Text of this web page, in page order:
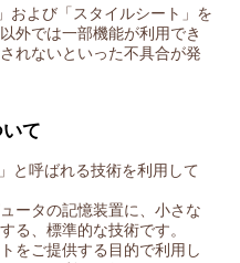
および「スタイルシート」を
外では一部機能が利用でき
れないといった不具合が発
て
と呼ばれる技術を利用して
ータの記憶装置に、小さな
る、標準的な技術です。
をご提供する目的で利用し
振